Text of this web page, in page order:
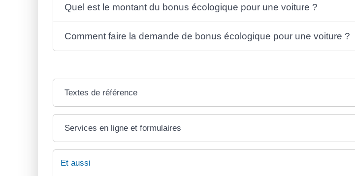
Quel est le montant du bonus écologique pour une voiture ?
Comment faire la demande de bonus écologique pour une voiture ?
Textes de référence
Services en ligne et formulaires
Et aussi